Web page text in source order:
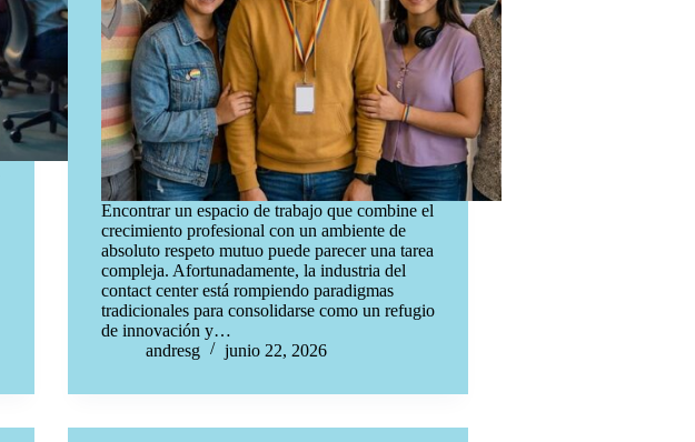
Encontrar un espacio de trabajo que combine el
crecimiento profesional con un ambiente de
absoluto respeto mutuo puede parecer una tarea
compleja. Afortunadamente, la industria del
contact center está rompiendo paradigmas
tradicionales para consolidarse como un refugio
de innovación y…
andresg
junio 22, 2026